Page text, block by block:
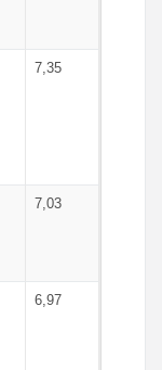
7,35
7,03
6,97